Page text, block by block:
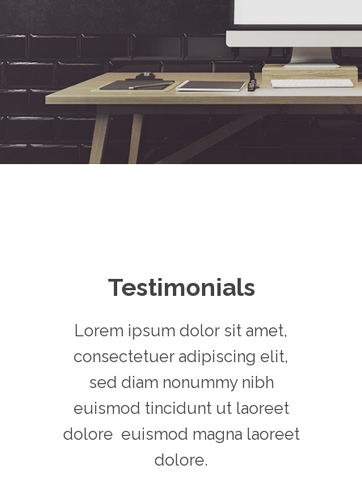
Testimonials
Lorem ipsum dolor sit amet,
consectetuer adipiscing elit,
sed diam nonummy nibh
euismod tincidunt ut laoreet
dolore euismod magna laoreet
dolore.